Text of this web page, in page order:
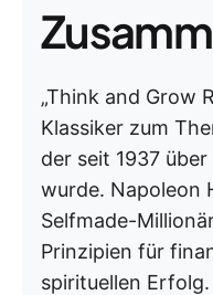
„Think and Grow
Klassiker zum
der seit 1937
wurde. Napoleon
Selfmade-
Prinzipien für
spirituellen Erfolg.